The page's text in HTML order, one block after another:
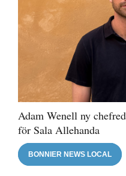
Adam Wenell ny
för Sala Allehanda
BONNIER NEWS LOCAL